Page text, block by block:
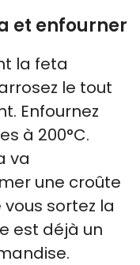
et enfourner
la feta
le tout
Enfournez
à 200°C.
va
une croûte
sortez la
est déjà un